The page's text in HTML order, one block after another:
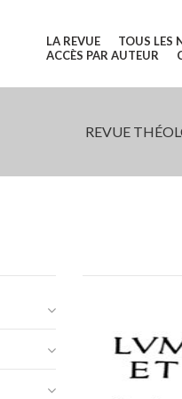
LA REVUE TOUS LES
ACCÈS PAR AUTEUR
REVUE